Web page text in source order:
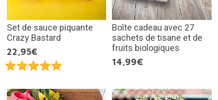
Set de sauce piquante
Crazy Bastard
22,95€
Boîte cadeau avec 27
sachets de tisane et de
fruits biologiques
14,99€